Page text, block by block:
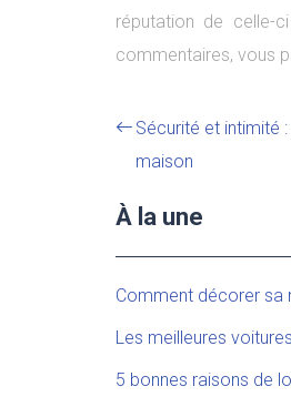
réputation de celle-
commentaires, vous
Sécurité et intimité
maison
À la une
Comment décorer sa
Les meilleures
5 bonnes raisons de